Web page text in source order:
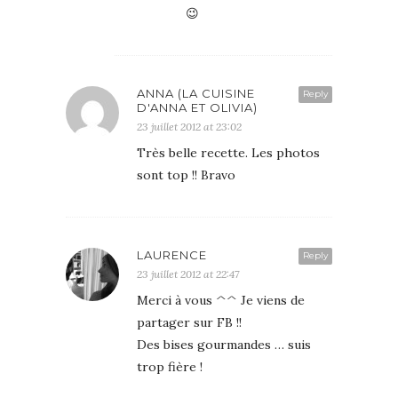
😉
Reply
ANNA (LA CUISINE
D'ANNA ET OLIVIA)
23 juillet 2012 at 23:02
Très belle recette. Les photos
sont top !! Bravo
Reply
LAURENCE
23 juillet 2012 at 22:47
Merci à vous ^^ Je viens de
partager sur FB !!
Des bises gourmandes … suis
trop fière !